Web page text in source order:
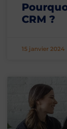
CRM ?
15 janvier 2024